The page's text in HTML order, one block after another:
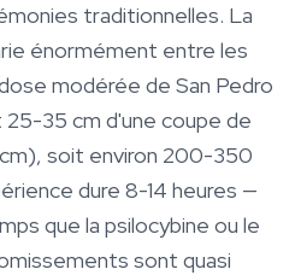
traditionnelles. La
énormément entre les
modérée de San Pedro
35 cm d'une coupe de
soit environ 200-350
dure 8-14 heures —
que la psilocybine ou le
sont quasi